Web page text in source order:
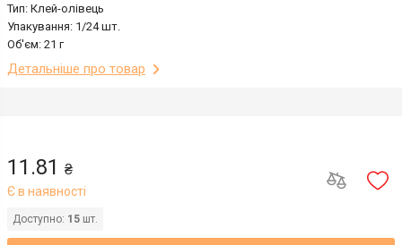
Тип: Клей-олівець
Упакування: 1/24 шт.
Об'єм: 21 г
Детальніше про товар
11.81 ₴
Є в наявності
Доступно: 15 шт.